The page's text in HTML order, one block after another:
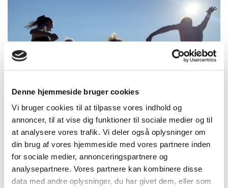
Denne hjemmeside bruger cookies
Vi bruger cookies til at tilpasse vores indhold og
annoncer, til at vise dig funktioner til sociale medier og til
at analysere vores trafik. Vi deler også oplysninger om
din brug af vores hjemmeside med vores partnere inden
for sociale medier, annonceringspartnere og
analysepartnere. Vores partnere kan kombinere disse
data med andre oplysninger, du har givet dem, eller som
FAMILIEFERIE MED BØRN